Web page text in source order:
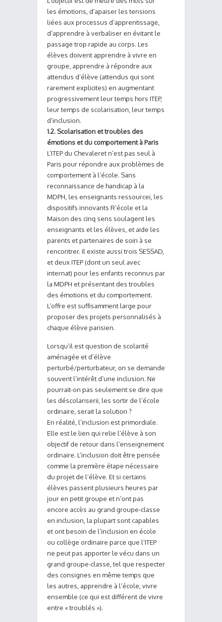
les émotions, d’apaiser les tensions
liées aux processus d’apprentissage,
d’apprendre à verbaliser en évitant le
passage trop rapide au corps. Les
élèves doivent apprendre à vivre en
groupe, apprendre à répondre aux
attendus d’élève (attendus qui sont
rarement explicites) en augmentant
progressivement leur temps hors ITEP,
leur temps de scolarisation, leur temps
d’inclusion.
1.2. Scolarisation et troubles des
émotions et du comportement à Paris
L’ITEP du Chevaleret n’est pas seul à
Paris pour répondre aux problèmes de
comportement à l’école. Sans
reconnaissance de handicap à la
MDPH, les enseignants ressourcei, les
dispositifs innovants R’école et la
Maison des cinq sens soulagent les
enseignants et les élèves, et aide les
parents et partenaires de soin à se
rencontrer. Il existe aussi trois SESSAD,
et deux ITEP (dont un seul avec
internat) pour les enfants reconnus par
la MDPH et présentant des troubles
des émotions et du comportement.
L’offre est suffisamment large pour
proposer des projets personnalisés à
chaque élève parisien.
Lorsqu’il est question de scolarité
aménagée et d’élève
perturbé/perturbateur, on se demande
souvent l’intérêt d’une inclusion. Ne
pourrait-on pas seulement se dire que
les déscolariserii, les sortir de l’école
ordinaire, serait la solution ?
En réalité, l’inclusion est primordiale.
Elle est le lien qui relie l’élève à son
objectif de retour dans l’enseignement
ordinaire. L’inclusion doit être pensée
comme la première étape nécessaire
du projet de l’élève. Et si certains
élèves passent plusieurs heures par
jour en petit groupe et n’ont pas
encore accès au grand groupe-classe
en inclusion, la plupart sont capables
et ont besoin de l’inclusion en école
ou collège ordinaire parce que l’ITEP
ne peut pas apporter le vécu dans un
grand groupe-classe, tel que respecter
des consignes en même temps que
les autres, apprendre à l’école, vivre
ensemble (ce qui est différent de vivre
entre « troublés »).